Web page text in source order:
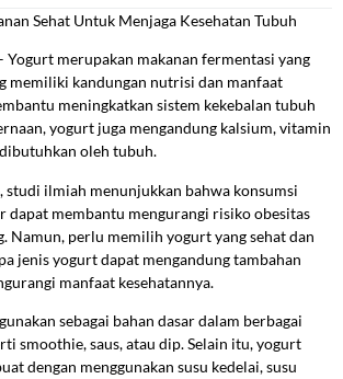
Sehat Untuk Menjaga Kesehatan Tubuh
Yogurt merupakan makanan fermentasi yang
memiliki kandungan nutrisi dan manfaat
meningkatkan sistem kekebalan tubuh
yogurt juga mengandung kalsium, vitamin
oleh tubuh.
studi ilmiah menunjukkan bahwa konsumsi
dapat membantu mengurangi risiko obesitas
Namun, perlu memilih yogurt yang sehat dan
jenis yogurt dapat mengandung tambahan
manfaat kesehatannya.
sebagai bahan dasar dalam berbagai
smoothie, saus, atau dip. Selain itu, yogurt
dengan menggunakan susu kedelai, susu